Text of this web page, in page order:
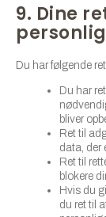
9. Dine
Du har følgende
Du har
bliver
Ret til
data, der
Ret til
blokere
Hvis du
du ret til